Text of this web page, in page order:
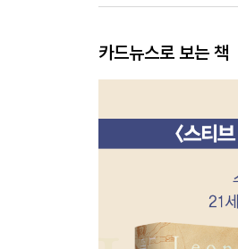
카드뉴스로 보는 책